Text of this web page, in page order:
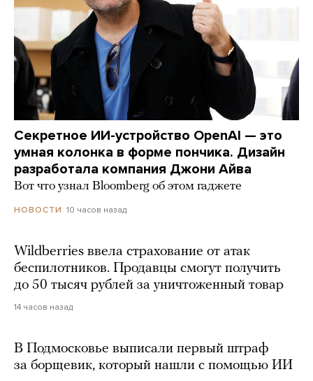
Секретное ИИ-устройство OpenAI — это
умная колонка в форме пончика. Дизайн
разработала компания Джони Айва
Вот что узнал Bloomberg об этом гаджете
НОВОСТИ 10 часов назад
Wildberries ввела страхование от атак
беспилотников. Продавцы смогут получить
до 50 тысяч рублей за уничтоженный товар
14 часов назад
В Подмосковье выписали первый штраф
за борщевик, который нашли с помощью ИИ